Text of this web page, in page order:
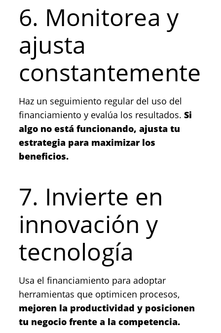
6. Monitorea y
ajusta
constantemente
Haz un seguimiento regular del uso del
financiamiento y evalúa los resultados. Si
algo no está funcionando, ajusta tu
estrategia para maximizar los
beneficios.
7. Invierte en
innovación y
tecnología
Usa el financiamiento para adoptar
herramientas que optimicen procesos,
mejoren la productividad y posicionen
tu negocio frente a la competencia.